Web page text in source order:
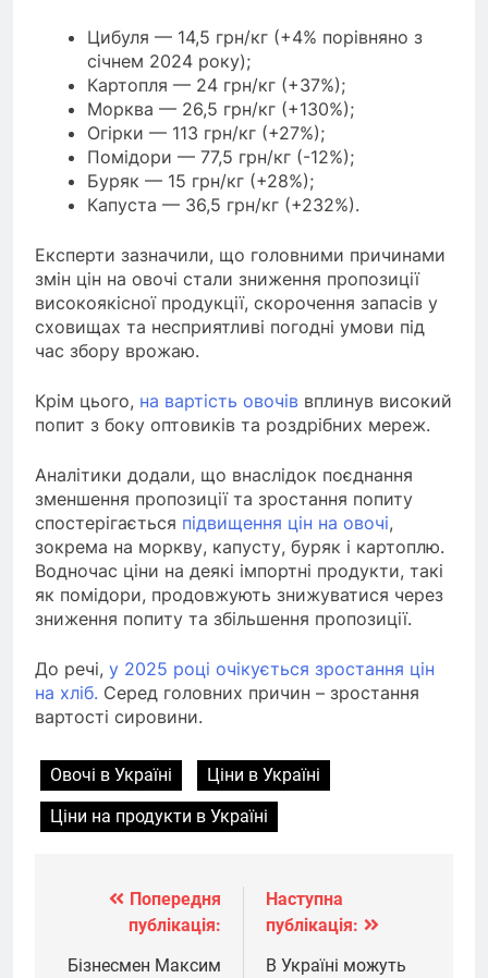
Цибуля — 14,5 грн/кг (+4% порівняно з
січнем 2024 року);
Картопля — 24 грн/кг (+37%);
Морква — 26,5 грн/кг (+130%);
Огірки — 113 грн/кг (+27%);
Помідори — 77,5 грн/кг (-12%);
Буряк — 15 грн/кг (+28%);
Капуста — 36,5 грн/кг (+232%).
Експерти зазначили, що головними причинами
змін цін на овочі стали зниження пропозиції
високоякісної продукції, скорочення запасів у
сховищах та несприятливі погодні умови під
час збору врожаю.
Крім цього, на вартість овочів вплинув високий
попит з боку оптовиків та роздрібних мереж.
Аналітики додали, що внаслідок поєднання
зменшення пропозиції та зростання попиту
спостерігається підвищення цін на овочі,
зокрема на моркву, капусту, буряк і картоплю.
Водночас ціни на деякі імпортні продукти, такі
як помідори, продовжують знижуватися через
зниження попиту та збільшення пропозиції.
До речі, у 2025 році очікується зростання цін
на хліб. Серед головних причин – зростання
вартості сировини.
Овочі в Україні
Ціни в Україні
Ціни на продукти в Україні
Навігація
записів
Попередня
публікація:
Бізнесмен Максим
Наступна
публікація:
В Україні можуть